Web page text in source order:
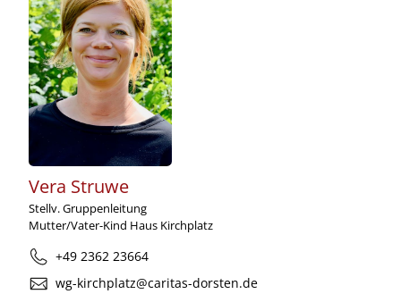
Vera Struwe
Stellv. Gruppenleitung
Mutter/Vater-Kind Haus Kirchplatz
+49 2362 23664
wg-kirchplatz@caritas-dorsten.de